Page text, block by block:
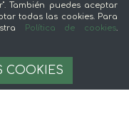
También puedes aceptar
todas las cookies. Para
Política de cookies.
COOKIES